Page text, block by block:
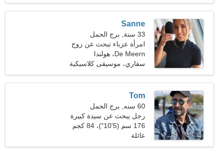
Sanne
33 سنة, برج الحمل
امرأة عزباء تبحث عن زوج
De Meern، هولندا
سفاري، موسيقى كلاسيكية
Tom
60 سنه, برج الحمل
رجل يبحث عن سيدة كبيرة
48-56
176 سم (5'10")، 84 كجم
(185 رطلا)
عائلة